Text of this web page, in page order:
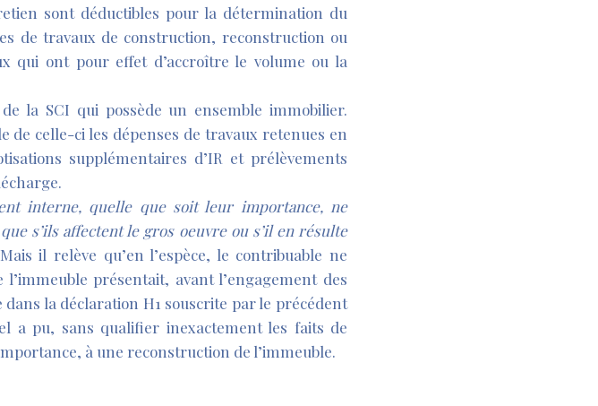
sont déductibles pour la détermination du
de travaux de construction, reconstruction ou
qui ont pour effet d’accroître le volume ou la
la SCI qui possède un ensemble immobilier.
de celle-ci les dépenses de travaux retenues en
supplémentaires d’IR et prélèvements
interne, quelle que soit leur importance, ne
s’ils affectent le gros oeuvre ou s’il en résulte
il relève qu’en l’espèce, le contribuable ne
présentait, avant l’engagement des
la déclaration H1 souscrite par le précédent
a pu, sans qualifier inexactement les faits de
à une reconstruction de l’immeuble.